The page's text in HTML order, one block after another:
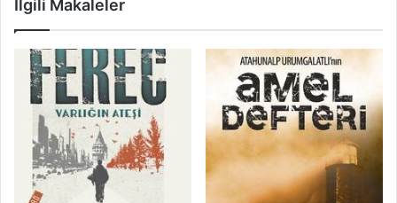
İlgili Makaleler